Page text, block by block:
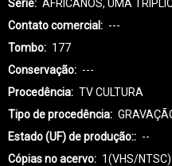
Série
AFRICANOS, UMA
Contato comercial
---
Tombo
177
Conservação
---
Procedência
TV CULTURA
Tipo de procedência
Estado (UF) de produção:
--
Cópias no acervo
1(VHS/